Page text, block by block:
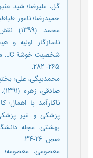
گل، علیرضا؛ شید
حمیدرضا؛ نامور
محمد.
ناسازگار اولیه و
۲۶۵- ۲۸۲.
محمدبیگی، علی؛
ناکارآمد با
پزشکی و غیر
صص. ۲۶-۳۴.
معصومی، معصومه؛